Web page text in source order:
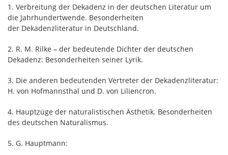
1. Verbreitung der Dekadenz in der deutschen Literatur um
die Jahrhundertwende. Besonderheiten
der Dekadenzliteratur in Deutschland.
2. R. M. Rilke – der bedeutende Dichter der deutschen
Dekadenz: Besonderheiten seiner Lyrik.
3. Die anderen bedeutenden Vertreter der Dekadenzliteratur:
H. von Hofmannsthal und D. von Liliencron.
4. Hauptzüge der naturalistischen Ästhetik. Besonderheiten
des deutschen Naturalismus.
5. G. Hauptmann: